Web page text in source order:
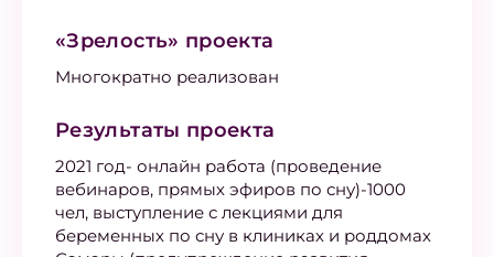
«Зрелость» проекта
Многократно реализован
Результаты проекта
2021 год- онлайн работа (проведение
вебинаров, прямых эфиров по сну)-1000
чел, выступление с лекциями для
беременных по сну в клиниках и роддомах